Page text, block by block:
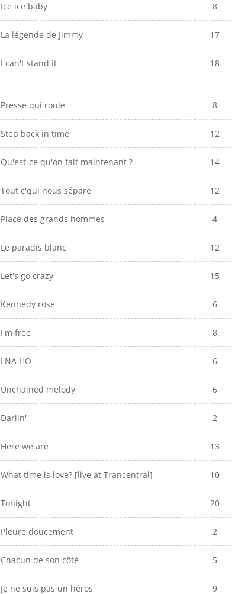
Ice ice baby 8
La légende de Jimmy 17
I can't stand it 18
Presse qui roule 8
Step back in time 12
Qu'est-ce qu'on fait maintenant ? 14
Tout c'qui nous sépare 12
Place des grands hommes 4
Le paradis blanc 12
Let's go crazy 15
Kennedy rose 6
I'm free 8
LNA HO 6
Unchained melody 6
Darlin' 2
Here we are 13
What time is love? [live at Trancentral] 10
Tonight 20
Pleure doucement 2
Chacun de son côté 5
Je ne suis pas un héros 9